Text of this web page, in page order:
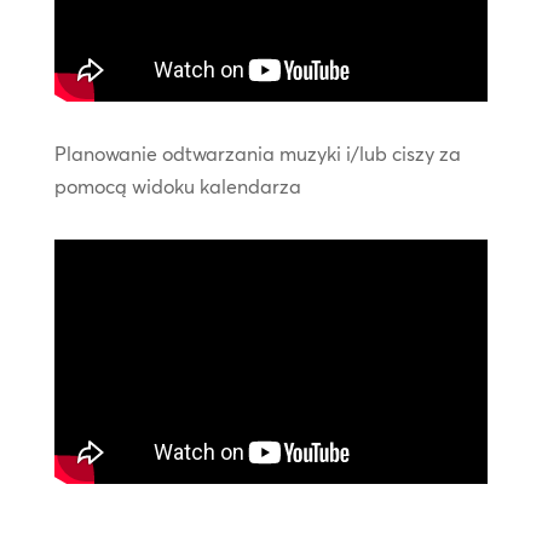
Planowanie odtwarzania muzyki i/lub ciszy za
pomocą widoku kalendarza